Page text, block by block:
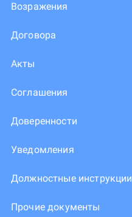
Возражения
Договора
Акты
Соглашения
Доверенности
Уведомления
Должностные инструкции
Прочие документы